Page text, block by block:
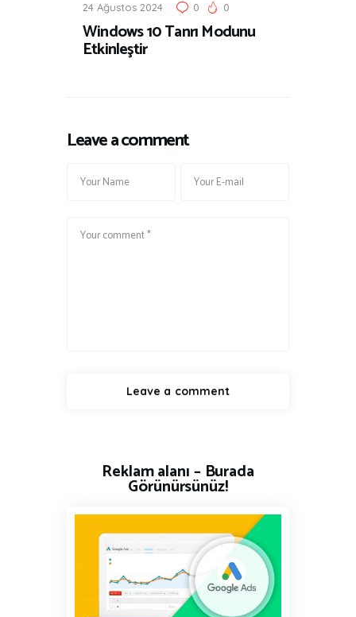
24 Ağustos 2024 0 0
Windows 10 Tanrı Modunu
Etkinleştir
Leave a comment
Reklam alanı – Burada
Görünürsünüz!